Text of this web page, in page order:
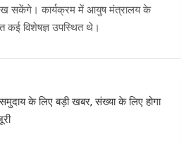
सकेंगे। कार्यक्रम में आयुष मंत्रालय के
कई विशेषज्ञ उपस्थित थे।
के लिए बड़ी खबर, संख्या के लिए होगा